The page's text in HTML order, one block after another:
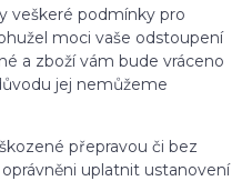
veškeré podmínky pro
moci vaše odstoupení
a zboží vám bude vráceno
jej nemůžeme
přepravou či bez
uplatnit ustanovení